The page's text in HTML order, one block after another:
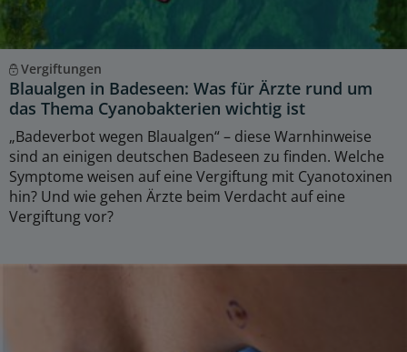
Vergiftungen
Blaualgen in Badeseen: Was für Ärzte rund um
das Thema Cyanobakterien wichtig ist
„Badeverbot wegen Blaualgen“ – diese Warnhinweise
sind an einigen deutschen Badeseen zu finden. Welche
Symptome weisen auf eine Vergiftung mit Cyanotoxinen
hin? Und wie gehen Ärzte beim Verdacht auf eine
Vergiftung vor?